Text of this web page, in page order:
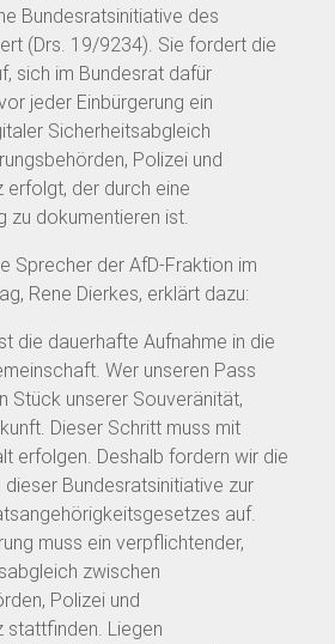
Bundesratsinitiative des
(Drs. 19/9234). Sie fordert die
sich im Bundesrat dafür
jeder Einbürgerung ein
Sicherheitsabgleich
Polizei und
der durch eine
zu dokumentieren ist.
Sprecher der AfD-Fraktion im
Rene Dierkes, erklärt dazu:
die dauerhafte Aufnahme in die
Wer unseren Pass
Stück unserer Souveränität,
Dieser Schritt muss mit
erfolgen. Deshalb fordern wir die
Bundesratsinitiative zur
auf.
muss ein verpflichtender,
zwischen
Polizei und
stattfinden. Liegen